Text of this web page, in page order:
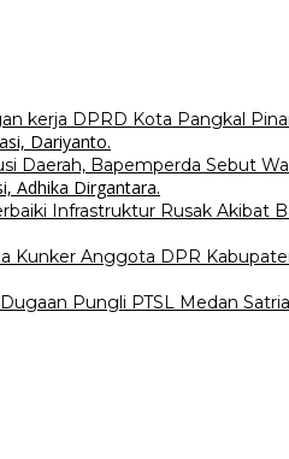
kerja DPRD Kota Pangkal
Daerah, Bapemperda Sebut
Infrastruktur Rusak Akibat
Kunker Anggota DPR
Pungli PTSL Medan Satria